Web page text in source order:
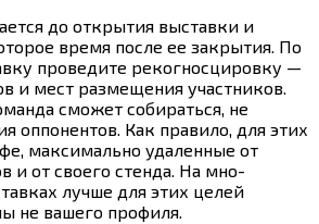
до открытия выставки и
время после ее закрытия. По
проведите рекогносцировку —
и мест размещения участников.
сможет собираться, не
оппонентов. Как правило, для этих
максимально удаленные от
и от своего стенда. На мно-
лучше для этих целей
не вашего профиля.